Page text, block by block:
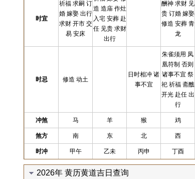
时宜
祈福 求嗣 订
婚 嫁娶 出行
求财 开市 交
易 安床
造 造庙 作灶
入宅 安葬 赴
任 见贵 求财
出行
酬神 求财 见
贵 订婚 嫁娶
修造 安葬 青
龙
时忌 修造 动土
日时相冲 诸
事不宜
朱雀须用 凤
凰符制 否则
诸事不宜 祭
祀 祈福 斋醮
开光 赴任 出
行
冲煞 马 羊 猴 鸡
煞方 南 东 北 西
时冲 甲午 乙未 丙申 丁酉
2026年 黄历黄道吉日查询